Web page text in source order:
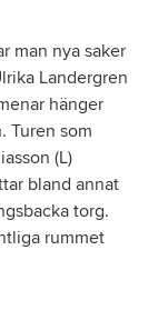
man nya saker
Landergren
hänger
Turen som
(L)
bland annat
torg.
rummet